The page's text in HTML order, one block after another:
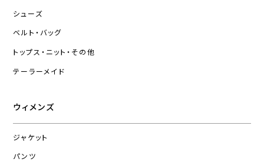
シューズ
ベルト・バッグ
トップス・ニット・その他
テーラーメイド
ウィメンズ
ジャケット
パンツ